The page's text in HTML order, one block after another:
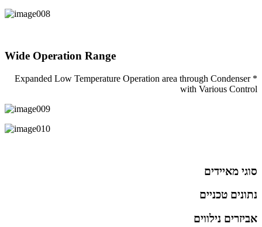
Wide Operation Range
* Expanded Low Temperature Operation area through Condenser
with Various Control
סוגי מאיידים
נתונים טכניים
אביזרים נילווים